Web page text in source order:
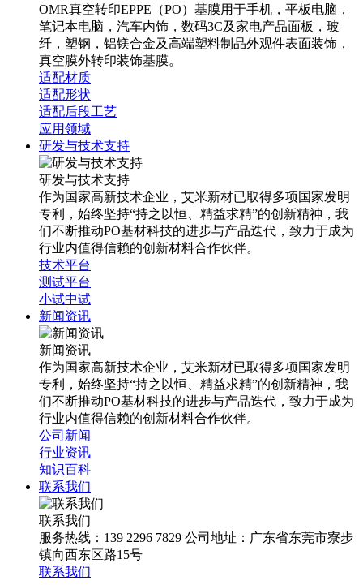
OMR真空转印EPPE（PO）基膜用于手机，平板电脑，
笔记本电脑，汽车内饰，数码3C及家电产品面板，玻
纤，塑钢，铝镁合金及高端塑料制品外观件表面装饰，
真空膜外转印装饰基膜。
适配材质
适配形状
适配后段工艺
应用领域
研发与技术支持
研发与技术支持
作为国家高新技术企业，艾米新材已取得多项国家发明
专利，始终坚持“持之以恒、精益求精”的创新精神，我
们不断推动PO基材科技的进步与产品迭代，致力于成为
行业内值得信赖的创新材料合作伙伴。
技术平台
测试平台
小试中试
新闻资讯
新闻资讯
作为国家高新技术企业，艾米新材已取得多项国家发明
专利，始终坚持“持之以恒、精益求精”的创新精神，我
们不断推动PO基材科技的进步与产品迭代，致力于成为
行业内值得信赖的创新材料合作伙伴。
公司新闻
行业资讯
知识百科
联系我们
联系我们
服务热线：139 2296 7829 公司地址：广东省东莞市寮步
镇向西东区路15号
联系我们